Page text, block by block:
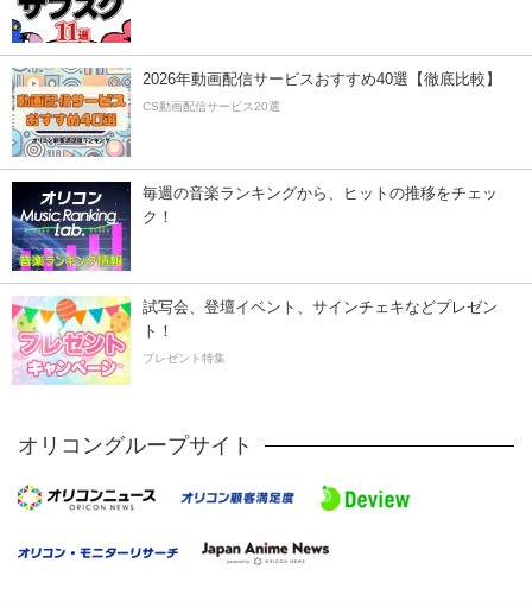
2026年動画配信サービスおすすめ40選【徹底比較】
CS動画配信サービス20選
毎週の音楽ランキングから、ヒットの推移をチェッ
ク！
試写会、登壇イベント、サインチェキなどプレゼン
ト！
プレゼント特集
オリコングループサイト